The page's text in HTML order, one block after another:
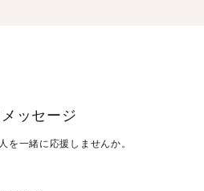
ッセージ
を一緒に応援しませんか。